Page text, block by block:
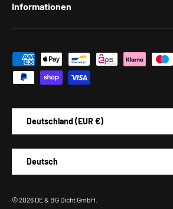
Informationen
Zahlungsmethoden
Deutschland (EUR €)
Deutsch
© 2026 DE & BG Dicht GmbH